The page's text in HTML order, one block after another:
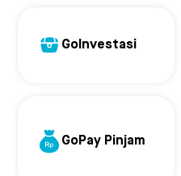
GoInvestasi
GoPay Pinjam